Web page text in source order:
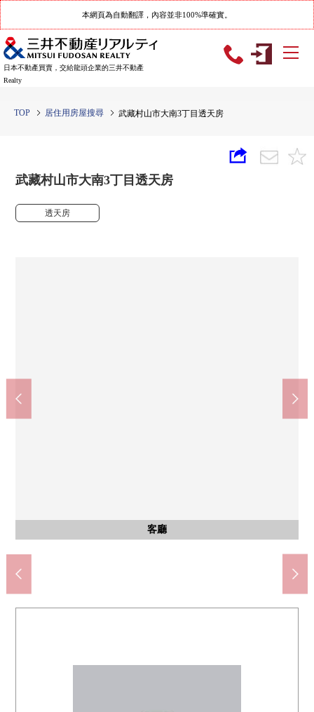
本網頁為自動翻譯，內容並非100%準確實。
日本不動產買賣，交給龍頭企業的三井不動產
Realty
TOP 居住用房屋搜尋 武藏村山市大南3丁目透天房
武藏村山市大南3丁目透天房
透天房
客廳
客廳
客廳
客廳
客廳
西式房間
西式房間
西式房間
西式房間
西式房間
西式房間
和式房間
和式房間
和式房間
公共汽車
洗臉
廁所
廁所
收納
陽台
陽台
外觀
外觀
含有前面道路的外觀
含有前面道路的外觀
外觀
外觀